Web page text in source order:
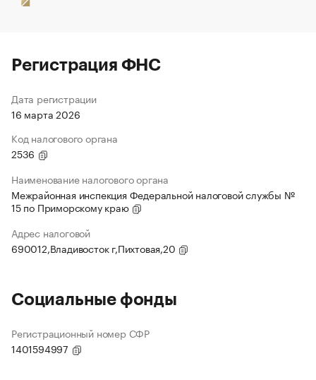
Регистрация ФНС
Дата регистрации
16 марта 2026
Код налогового органа
2536
Наименование налогового органа
Межрайонная инспекция Федеральной налоговой службы №
15 по Приморскому краю
Адрес налоговой
690012,Владивосток г,Пихтовая,20
Социальные фонды
Регистрационный номер СФР
1401594997